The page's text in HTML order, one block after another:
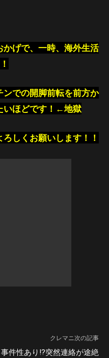
げで、一時、海外生活
での開脚前転を前方か
いほどです！←地獄
しくお願いします！！
クレマニ次の記事
事件性あり!?突然連絡が途絶